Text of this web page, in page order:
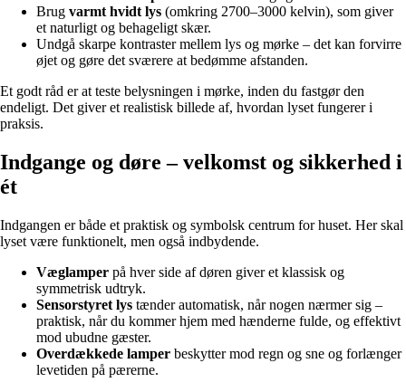
Brug varmt hvidt lys (omkring 2700–3000 kelvin), som giver
et naturligt og behageligt skær.
Undgå skarpe kontraster mellem lys og mørke – det kan forvirre
øjet og gøre det sværere at bedømme afstanden.
Et godt råd er at teste belysningen i mørke, inden du fastgør den
endeligt. Det giver et realistisk billede af, hvordan lyset fungerer i
praksis.
Indgange og døre – velkomst og sikkerhed i
ét
Indgangen er både et praktisk og symbolsk centrum for huset. Her skal
lyset være funktionelt, men også indbydende.
Væglamper på hver side af døren giver et klassisk og
symmetrisk udtryk.
Sensorstyret lys tænder automatisk, når nogen nærmer sig –
praktisk, når du kommer hjem med hænderne fulde, og effektivt
mod ubudne gæster.
Overdækkede lamper beskytter mod regn og sne og forlænger
levetiden på pærerne.